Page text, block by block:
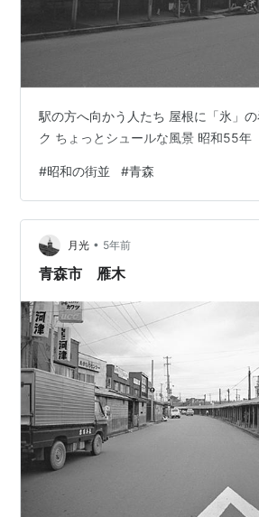
駅の方へ向かう人たち 屋根に「氷」
ク ちょっとシュールな風景 昭和55年
#昭和の街並 #青森
月光 • 5年前
青森市 雁木